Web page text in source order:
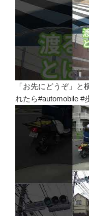
「お先にどうぞ」
れたら#automobile #